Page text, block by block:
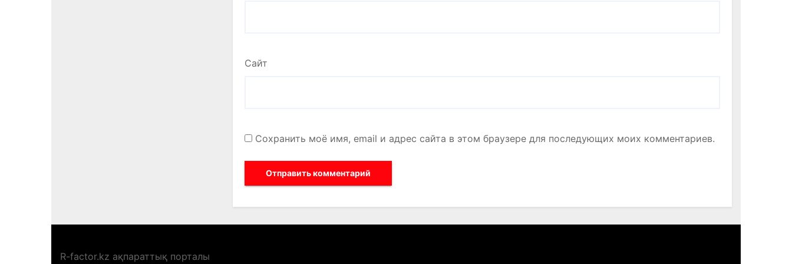
Сайт
Сохранить моё имя, email и адрес сайта в этом браузере для последующих моих комментариев.
R-factor.kz ақпараттық порталы